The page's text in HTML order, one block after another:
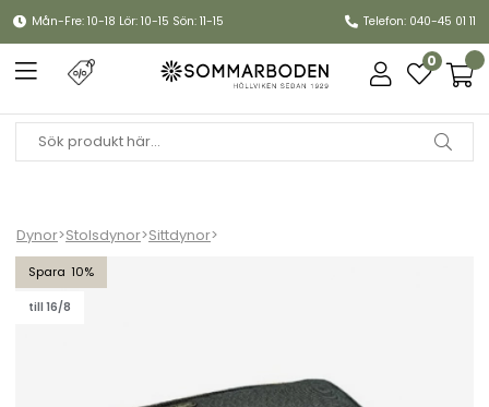
Mån-Fre: 10-18 Lör: 10-15 Sön: 11-15 Telefon: 040-45 01 11
0
Dynor>Stolsdynor>Sittdynor>
10
till 16/8
Sittdyna Canyon - granitgrå struktur